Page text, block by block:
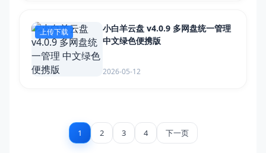
上传下载
小白羊云盘 v4.0.9 多网盘统一管理
中文绿色便携版
2026-05-12
1 2 3 4 下一页